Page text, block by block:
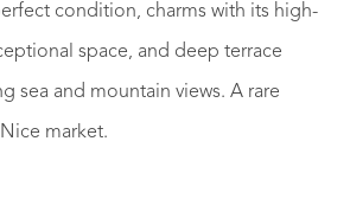
condition, charms with its high-
space, and deep terrace
sea and mountain views. A rare
market.